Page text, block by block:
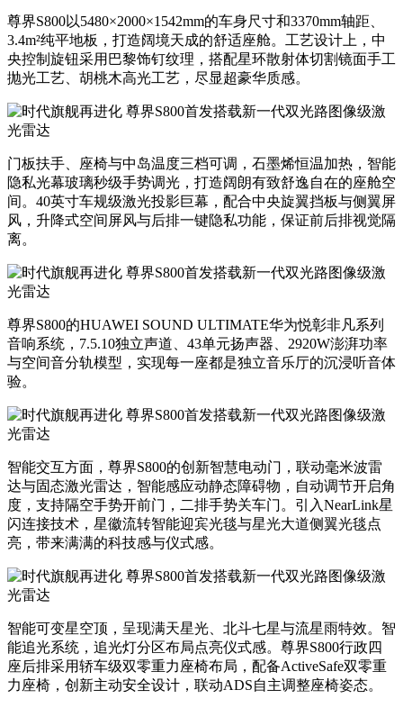
尊界S800以5480×2000×1542mm的车身尺寸和3370mm轴距、
3.4m²纯平地板，打造阔境天成的舒适座舱。工艺设计 上，中
央控制旋钮采用巴黎饰钉纹理，搭配星环散射体切割镜面手工
抛光工艺、胡桃木高光工艺， 尽显超豪华质感。
门板扶手、座椅与中岛温度三档可调，石墨烯恒温加热，智能
隐私光幕玻璃秒级手势调光，打造阔朗有致舒逸自在的座舱空
间。 40英寸车规级激光投影巨幕，配合中央旋翼挡板与侧翼屏
风，升降式空间屏风与后排一键隐私功能，保证前后排视觉隔
离。
尊界S800的HUAWEI SOUND ULTIMATE华为悦彰非凡系列
音响系统， 7.5.10独立声道、 43单元扬声器、 2920W澎湃功率
与空间音分轨模型，实现每一座都是独立音乐厅的沉浸听音体
验。
智能交互方面， 尊界S800的创新智慧电动门，联动毫米波雷
达与固态激光雷达，智能感应动静态障碍物，自动调节开启角
度，支持隔空手势开前门，二排手势关车门 。引入NearLink星
闪连接技术，星徽流转智能迎宾光毯与星光大道侧翼光毯点
亮，带来满满的科技感与仪式感。
智能可变星空顶 ，呈现满天星光、北斗七星与流星雨特效。智
能追光系统 ，追光灯分区布局点亮仪式感。 尊界S800行政四
座后排采用轿车级双零重力座椅布局，配备ActiveSafe双零重
力座椅，创新主动安全设计，联动ADS自主调整座椅姿态。